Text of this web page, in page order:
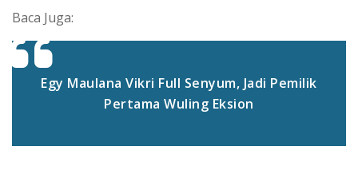
Baca Juga:
Egy Maulana Vikri Full Senyum, Jadi Pemilik
Pertama Wuling Eksion